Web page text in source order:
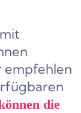
empfehlen
die